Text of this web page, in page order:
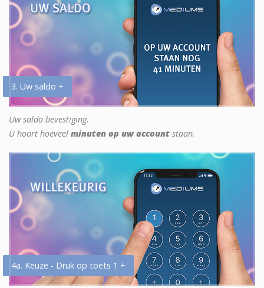
3. Uw saldo +
Uw saldo bevestiging.
U hoort hoeveel minuten op uw account staan.
4a. Keuze - Druk op toets 1 +